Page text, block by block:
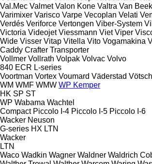
Val.Mec Valmet Valon Kone Valtra Van Beek
Varimixer Varisco Varpe Vecoplan Velati
Verdés Veriforce Vertongen Viber-System
Victoria Videojet Viessmann Viet Viper
Wide Visser Vitap Vitella Vito Vogamakina
Caddy Crafter Transporter
Vollmer Vollrath Volpak Volvac Volvo
840 ECR L-series
Voortman Vortex Voumard Väderstad Vötsch
WM WMF WMW WP Kemper
HK SP ST
WP Wabama Wachtel
Compact Piccolo I-4 Piccolo I-5 Piccolo I-6
Wacker Neuson
G-series HX LTN
Wacker
LTN
Waco Wadkin Wagner Waldner Waldrich